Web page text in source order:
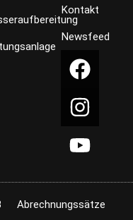
Kontakt
Newsfeed
Abrechnungssätze